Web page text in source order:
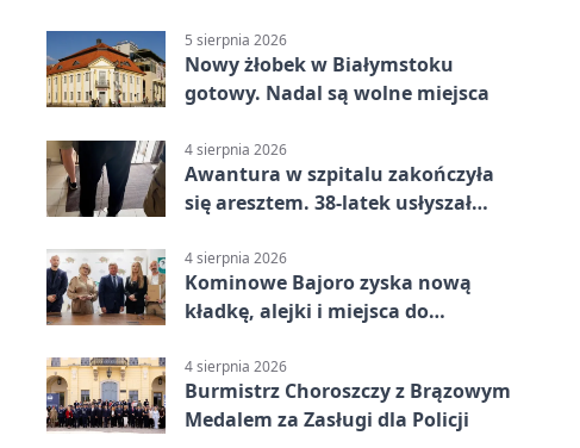
5 sierpnia 2026
Nowy żłobek w Białymstoku
gotowy. Nadal są wolne miejsca
4 sierpnia 2026
Awantura w szpitalu zakończyła
się aresztem. 38-latek usłyszał
4 sierpnia 2026
Kominowe Bajoro zyska nową
kładkę, alejki i miejsca do
4 sierpnia 2026
Burmistrz Choroszczy z Brązowym
Medalem za Zasługi dla Policji